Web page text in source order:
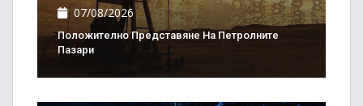
07/08/2026
Положително Представяне На Петролните
Пазари